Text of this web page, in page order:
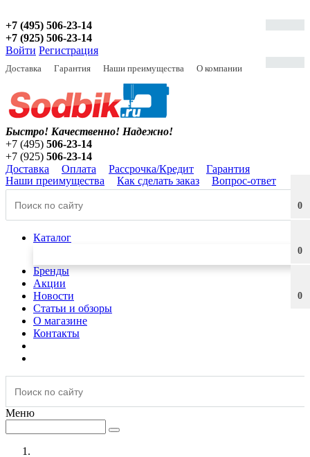
+7 (495) 506-23-14
+7 (925) 506-23-14
Войти Регистрация
Доставка Гарантия Наши преимущества О компании
0
0
0
Быстро! Качественно! Надежно!
+7 (495) 506-23-14
+7 (925) 506-23-14
Доставка
Оплата Рассрочка/Кредит
Гарантия
Наши преимущества
Как сделать заказ Вопрос-ответ
Каталог
Бренды
Акции
Новости
Статьи и обзоры
О магазине
Контакты
Меню